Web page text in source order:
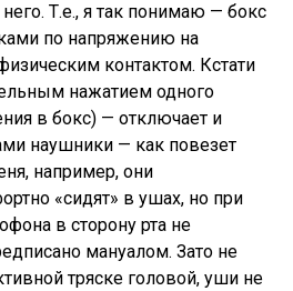
Т.е., я так понимаю — бокс
по напряжению на
контактом. Кстати
нажатием одного
в бокс) — отключает и
наушники — как повезет
например, они
«сидят» в ушах, но при
в сторону рта не
мануалом. Зато не
тряске головой, уши не